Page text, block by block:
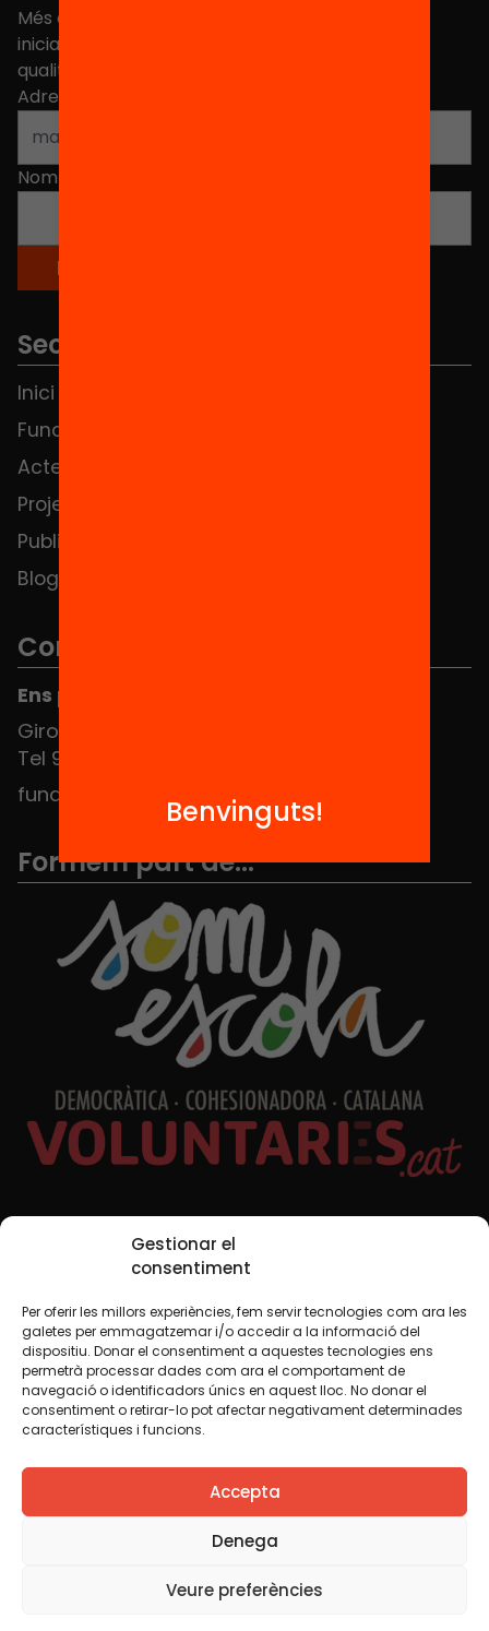
Gestionar el
consentiment
Per oferir les millors experiències, fem servir tecnologies com ara les
galetes per emmagatzemar i/o accedir a la informació del
dispositiu. Donar el consentiment a aquestes tecnologies ens
permetrà processar dades com ara el comportament de
navegació o identificadors únics en aquest lloc. No donar el
consentiment o retirar-lo pot afectar negativament determinades
característiques i funcions.
Accepta
Denega
Veure preferències
Més de 40.000 persones ja han triat Equitat. Rep
iniciatives, propostes i projectes per millorar la
qualitat de l'educació a Catalunya.
Adreça electrònica
Nom
Seccions
Inici
Fundació
Actes
Projectes
Publicacions i vídeos
Blog
Contacte
Ens pots trobar al Hub Social
Girona 34, interior 08010 Barcelona
Tel 934 588 700
fundacio@equitat.org
Formem part de...
Xarxes Socials
TWT YTB IG FB IN
Avís legalPolítica de cookies
Creiem que el coneixement s’ha de compartir. Per això
fem servir una llicència Creative Commons, llevat que en
algun material indiquem el contrari. Us animem a copiar,
redistribuir, remesclar o transformar i crear els continguts
comercial. Només us demanem que reconegueu
Benvinguts!